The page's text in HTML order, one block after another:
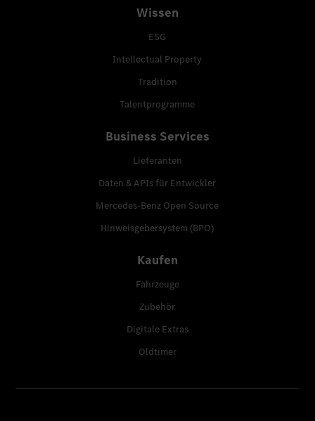
Wissen
ESG
Intellectual Property
Tradition
Talentprogramme
Business Services
Lieferanten
Daten & APIs für Entwickler
Mercedes-Benz Open Source
Hinweisgebersystem (BPO)
Kaufen
Fahrzeuge
Zubehör
Digitale Extras
Oldtimer